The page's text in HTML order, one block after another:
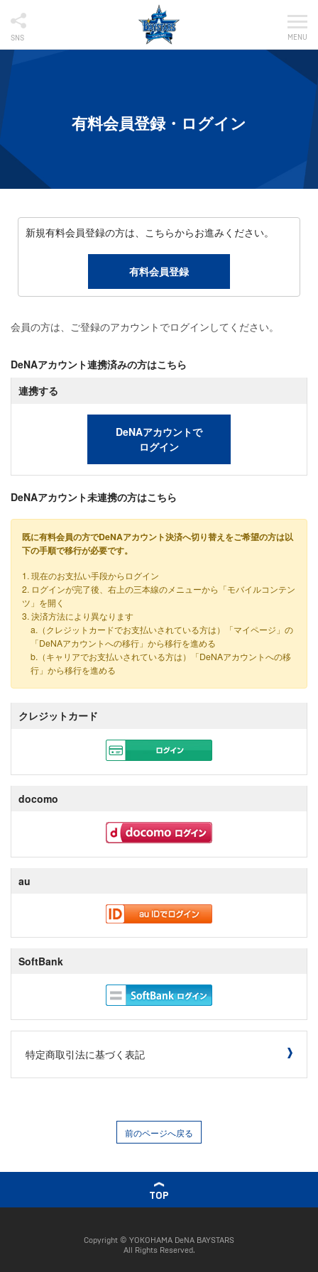
SNS MENU
有料会員登録・ログイン
新規有料会員登録の方は、こちらからお進みください。
有料会員登録
会員の方は、ご登録のアカウントでログインしてください。
DeNAアカウント連携済みの方はこちら
連携する
DeNAアカウントで
ログイン
DeNAアカウント未連携の方はこちら
既に有料会員の方でDeNAアカウント決済へ切り替えをご希望の方は以
下の手順で移行が必要です。
1. 現在のお支払い手段からログイン
2. ログインが完了後、右上の三本線のメニューから「モバイルコンテン
ツ」を開く
3. 決済方法により異なります
a.（クレジットカードでお支払いされている方は）「マイページ」の
「DeNAアカウントへの移行」から移行を進める
b.（キャリアでお支払いされている方は）「DeNAアカウントへの移
行」から移行を進める
クレジットカード
docomo
au
SoftBank
特定商取引法に基づく表記
前のページへ戻る
TOP
Copyright © YOKOHAMA DeNA BAYSTARS
All Rights Reserved.